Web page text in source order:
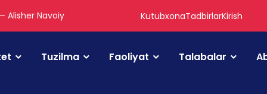
Alisher Navoiy KutubxonaTadbirlarKirish
Tuzilma Faoliyat Talabalar